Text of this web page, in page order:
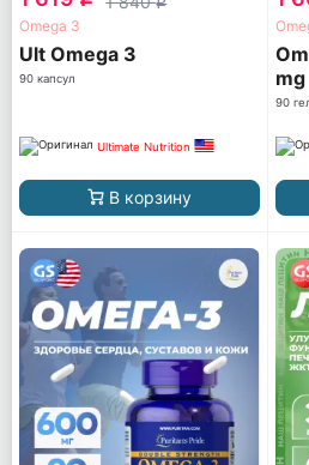
Omega 3
Ult Omega 3
90 капсул
Ultimate Nutrition
В корзину
mg
90